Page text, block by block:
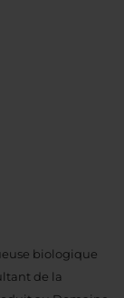
biologique
de la